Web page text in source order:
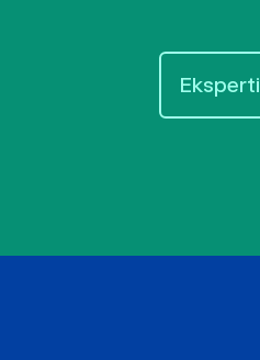
Eksperti